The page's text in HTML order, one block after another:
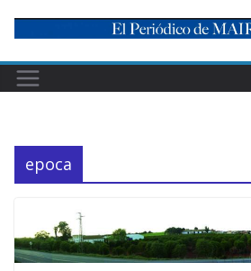
content
epoca